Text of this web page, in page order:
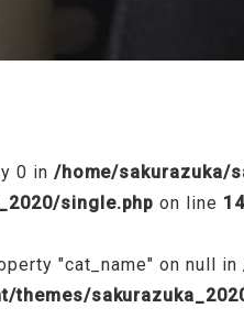
public_html/wp-
0 in /home/sakurazuka/
single.php on line 14
"cat_name" on null in
themes/